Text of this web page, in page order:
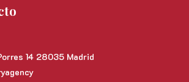
14 28035 Madrid